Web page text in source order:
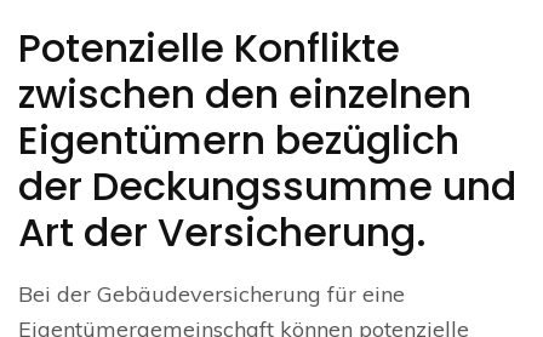
Potenzielle Konflikte
zwischen den einzelnen
Eigentümern bezüglich
der Deckungssumme und
Art der Versicherung.
Bei der Gebäudeversicherung für eine
Eigentümergemeinschaft können potenzielle